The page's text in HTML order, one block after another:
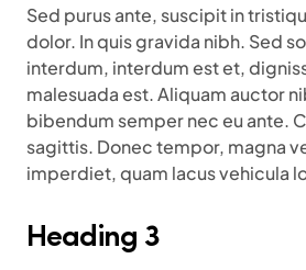
Sed purus ante, suscipit in
dolor. In quis gravida nibh. Sed
interdum, interdum est et,
malesuada est. Aliquam auctor
bibendum semper nec eu ante.
sagittis. Donec tempor, magna
imperdiet, quam lacus vehicula
Heading 3